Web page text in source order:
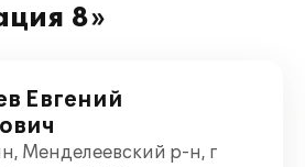
8»
Евгений
Менделеевский р-н, г